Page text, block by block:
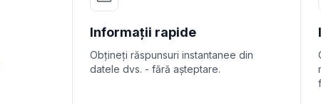
Informații rapide
Obțineți răspunsuri instantanee din
datele dvs. - fără așteptare.